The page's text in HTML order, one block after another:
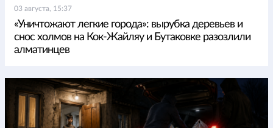
03 августа, 15:37
«Уничтожают легкие города»: вырубка деревьев и
снос холмов на Кок-Жайляу и Бутаковке разозлили
алматинцев